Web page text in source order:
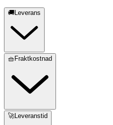
🚚Leverans
🧺Fraktkostnad
🚀Leveranstid